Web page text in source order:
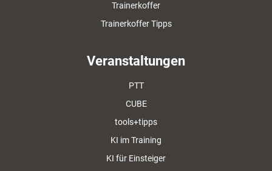
Trainerkoffer
Trainerkoffer Tipps
Veranstaltungen
PTT
CUBE
tools+tipps
KI im Training
KI für Einsteiger